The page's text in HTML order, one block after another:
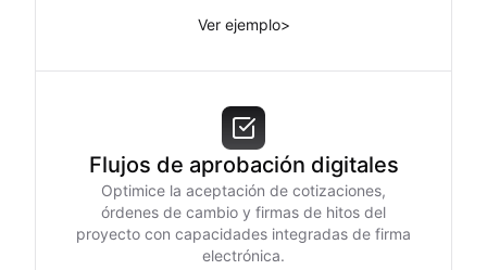
Ver ejemplo>
Flujos de aprobación digitales
Optimice la aceptación de cotizaciones,
órdenes de cambio y firmas de hitos del
proyecto con capacidades integradas de firma
electrónica.